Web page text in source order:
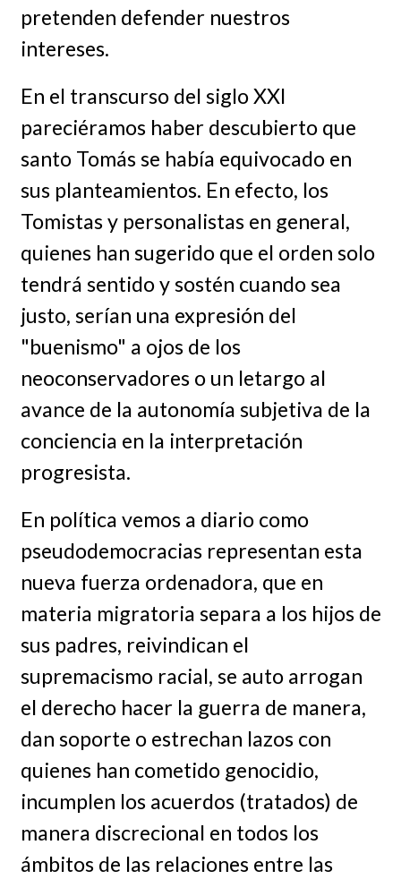
pretenden defender nuestros
intereses.
En el transcurso del siglo XXI
pareciéramos haber descubierto que
santo Tomás se había equivocado en
sus planteamientos. En efecto, los
Tomistas y personalistas en general,
quienes han sugerido que el orden solo
tendrá sentido y sostén cuando sea
justo, serían una expresión del
"buenismo" a ojos de los
neoconservadores o un letargo al
avance de la autonomía subjetiva de la
conciencia en la interpretación
progresista.
En política vemos a diario como
pseudodemocracias representan esta
nueva fuerza ordenadora, que en
materia migratoria separa a los hijos de
sus padres, reivindican el
supremacismo racial, se auto arrogan
el derecho hacer la guerra de manera,
dan soporte o estrechan lazos con
quienes han cometido genocidio,
incumplen los acuerdos (tratados) de
manera discrecional en todos los
ámbitos de las relaciones entre las